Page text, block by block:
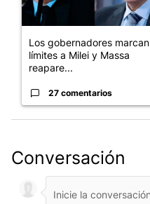
Los gobernadores marcan
límites a Milei y Massa
reapare...
27 comentarios
Conversación